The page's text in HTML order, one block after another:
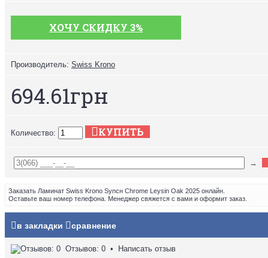
ХОЧУ СКИДКУ 3%
Производитель: Swiss Krono
694.61грн
Количество: КУПИТЬ
→
Заказать Ламинат Swiss Krono Syncн Chrome Leysin Oak 2025 онлайн.
Оставьте ваш номер телефона. Менеджер свяжется с вами и оформит заказ.
в закладки сравнение
Отзывов: 0 • Написать отзыв